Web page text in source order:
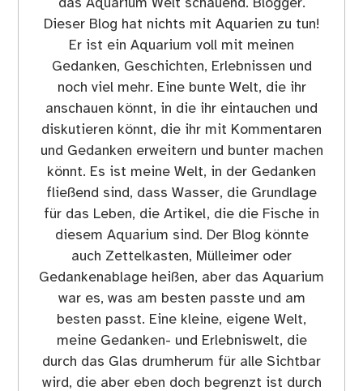
das Aquarium Welt schauend. Blogger.
Dieser Blog hat nichts mit Aquarien zu tun!
Er ist ein Aquarium voll mit meinen
Gedanken, Geschichten, Erlebnissen und
noch viel mehr. Eine bunte Welt, die ihr
anschauen könnt, in die ihr eintauchen und
diskutieren könnt, die ihr mit Kommentaren
und Gedanken erweitern und bunter machen
könnt. Es ist meine Welt, in der Gedanken
fließend sind, dass Wasser, die Grundlage
für das Leben, die Artikel, die die Fische in
diesem Aquarium sind. Der Blog könnte
auch Zettelkasten, Mülleimer oder
Gedankenablage heißen, aber das Aquarium
war es, was am besten passte und am
besten passt. Eine kleine, eigene Welt,
meine Gedanken- und Erlebniswelt, die
durch das Glas drumherum für alle Sichtbar
wird, die aber eben doch begrenzt ist durch